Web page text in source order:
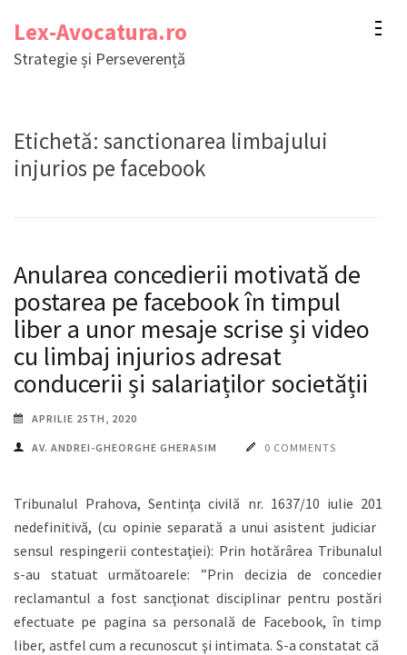
conținut
Lex-Avocatura.ro
Strategie și Perseverență
Etichetă: sanctionarea limbajului
injurios pe facebook
Anularea concedierii motivată de
postarea pe facebook în timpul
liber a unor mesaje scrise și video
cu limbaj injurios adresat
conducerii și salariaților societății
APRILIE 25TH, 2020
AV. ANDREI-GHEORGHE GHERASIM 0 COMMENTS
Tribunalul Prahova, Sentinţa civilă nr. 1637/10 iulie 2019,
nedefinitivă, (cu opinie separată a unui asistent judiciar în
sensul respingerii contestaţiei): Prin hotărârea Tribunalului
s-au statuat următoarele: ”Prin decizia de concediere,
reclamantul a fost sancţionat disciplinar pentru postările
efectuate pe pagina sa personală de Facebook, în timpul
liber, astfel cum a recunoscut şi intimata. S-a constatat că s-